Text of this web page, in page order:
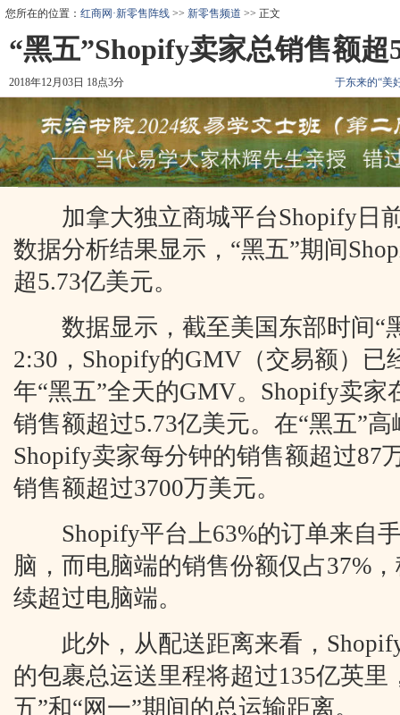
您所在的位置： 红商网·新零售阵线 >> 新零售频道 >> 正文
“黑五”Shopify卖家总销售额超
2018年12月03日 18点3分 于东来的“美
加拿大独立商城平台Shopify日
数据分析结果显示，“黑五”期间
超5.73亿美元。
数据显示，截至美国东部时间“
2:30，Shopify的GMV（交易额）已
年“黑五”全天的GMV。Shopify卖家
销售额超过5.73亿美元。在“黑五”
Shopify卖家每分钟的销售额超过87
销售额超过3700万美元。
Shopify平台上63%的订单来自
脑，而电脑端的销售份额仅占37%
续超过电脑端。
此外，从配送距离来看，Shopify
的包裹总运送里程将超过135亿英里
五”和“网一”期间的总运输距离。